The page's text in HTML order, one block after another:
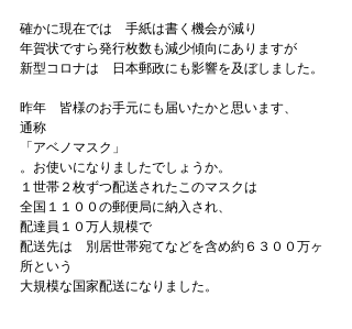
確かに現在では　手紙は書く機会が減り
年賀状ですら発行枚数も減少傾向にありますが
新型コロナは　日本郵政にも影響を及ぼしました。
昨年　皆様のお手元にも届いたかと思います、
通称
「アベノマスク」
。お使いになりましたでしょうか。
１世帯２枚ずつ配送されたこのマスクは
全国１１００の郵便局に納入され、
配達員１０万人規模で
配送先は　別居世帯宛てなどを含め約６３００万ヶ
所という
大規模な国家配送になりました。